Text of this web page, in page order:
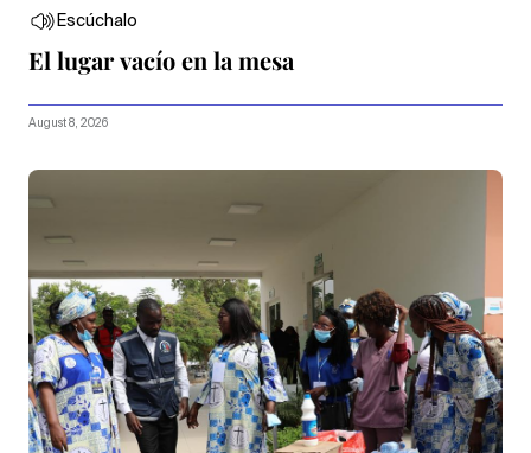
Escúchalo
El lugar vacío en la mesa
August 8, 2026